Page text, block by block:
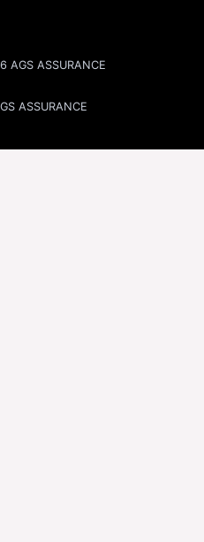
ASSURANCE
ASSURANCE